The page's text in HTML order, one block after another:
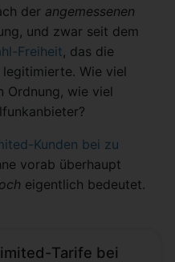
der angemessenen
und zwar seit dem
Freiheit, das die
Wie viel
Ordnung, wie viel
Kunden bei zu
vorab überhaupt
eigentlich bedeutet.
Tarife bei